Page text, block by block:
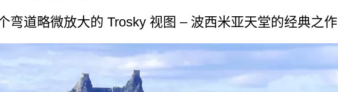
弯道略微放大的 Trosky 视图 – 波西米亚天堂的经典之作